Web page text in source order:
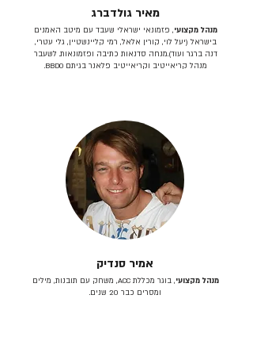
מאיר גולדברג
מנהל מקצועי, פזמונאי ישראלי שעבד עם מיטב האמנים
בישראל (יעל לוי, קורין אלאל, רמי קליינשטיין, גלי עטרי,
דנה ברגר ועוד).מנחה סדנאות כתיבה ופזמונאות. לשעבר
מנהל קריאייטיב וקריאייטיב פלאנר בגיתם BBDO.
אמיר סנדיק
מנהל מקצועי
, בוגר מכללת ACC, משחק עם תובנות, מילים
ומסרים כבר 20 שנים.